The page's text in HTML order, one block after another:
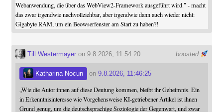
Webanwendung, die über das WebView2-Framework ausgeführt wird." - macht
das zwar irgendwie nachvollziehbar, aber irgendwie dann auch wieder nicht:
Gigabyte RAM, um ein Beowserfenster am Start zu haben?!
boosted
Till Westermayeron 9.8.2026, 11:54:20
Katharina Nocun on 9.8.2026, 11:46:25
„Wie die Autor:innen auf diese Deutung kommen, bleibt ihr Geheimnis. Ein
in Erkenntnisinteresse wie Vorgehensweise KI-getriebener Artikel ist ihnen
Grund genug, um die deutschsprachige Soziologie der Gegenwart, und zwar